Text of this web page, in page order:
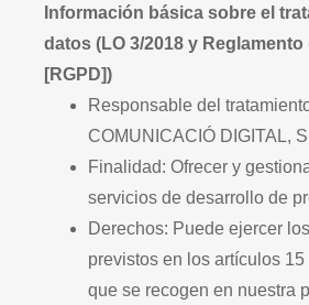
Información básica sobre el
datos (LO 3/2018 y Reglamento
[RGPD])
Responsable del
COMUNICACIÓ DIGITAL,
Finalidad: Ofrecer y
servicios de desarrollo de
Derechos: Puede ejercer
previstos en los artículos
que se recogen en nuestra